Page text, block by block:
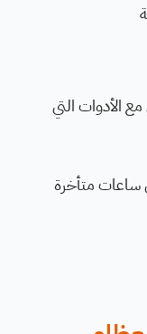
الأدوات التي
ساعات متأخرة